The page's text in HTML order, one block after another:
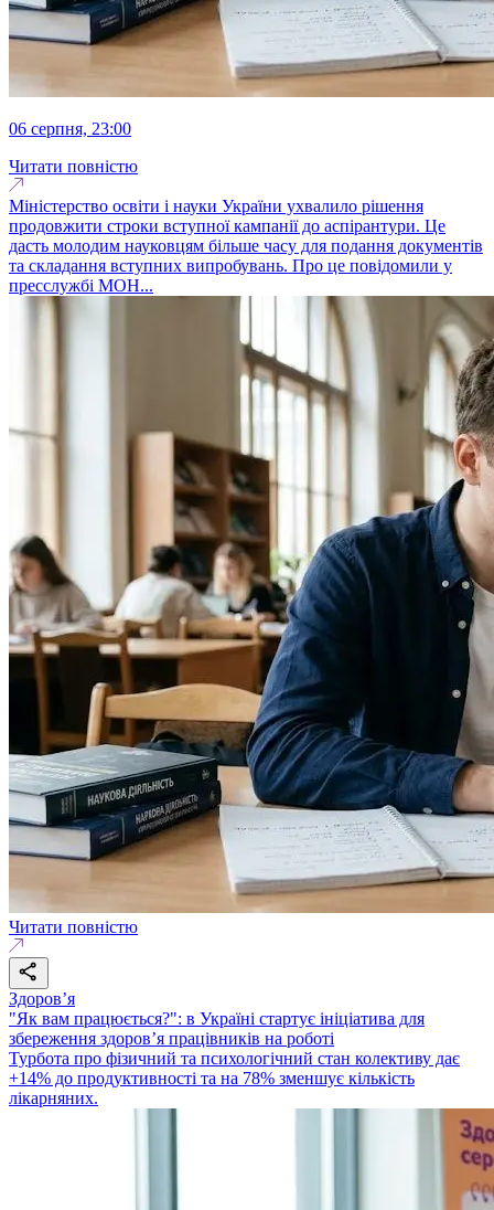
06 серпня, 23:00
Читати повністю
Міністерство освіти і науки України ухвалило рішення
продовжити строки вступної кампанії до аспірантури. Це
дасть молодим науковцям більше часу для подання документів
та складання вступних випробувань. Про це повідомили у
пресслужбі МОН...
Читати повністю
Здоровʼя
"Як вам працюється?": в Україні стартує ініціатива для
збереження здоров’я працівників на роботі
Турбота про фізичний та психологічний стан колективу дає
+14% до продуктивності та на 78% зменшує кількість
лікарняних.